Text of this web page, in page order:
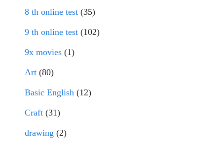
8 th online test (35)
9 th online test (102)
9x movies (1)
Art (80)
Basic English (12)
Craft (31)
drawing (2)